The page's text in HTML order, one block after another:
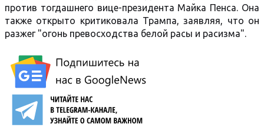
против тогдашнего вице-президента Майка Пенса. Она
также открыто критиковала Трампа, заявляя, что он
разжег "огонь превосходства белой расы и расизма".